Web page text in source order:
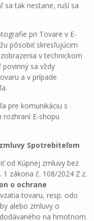
sa tak nestane, ruší sa
pri Tovare v E-
pôsobiť skresľujúcim
v technickom
sa vždy
a v prípade
pre komunikáciu s
E-shopu
Spotrebiteľom
od Kúpnej zmluvy bez
zákona č. 108/2024 Z.z.
o ochrane
tovaru, resp. odo
alebo zmluvy o
na hmotnom